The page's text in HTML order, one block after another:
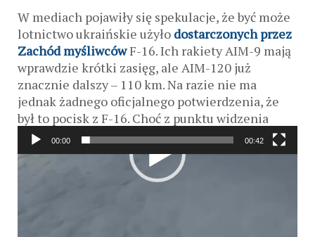
W mediach pojawiły się spekulacje, że być może
lotnictwo ukraińskie użyło dostarczonych przez
Zachód myśliwcówF-16. Ich rakiety AIM-9 mają
wprawdzie krótki zasięg, ale AIM-120 już
znacznie dalszy – 110 km. Na razie nie ma
jednak żadnego oficjalnego potwierdzenia, że
był to pocisk z F-16. Choć z punktu widzenia
strąconego pilota nie ma to już raczej znaczenia.
Odtwarzacz
00:00 00:42
Ukraina dostała F-16 z